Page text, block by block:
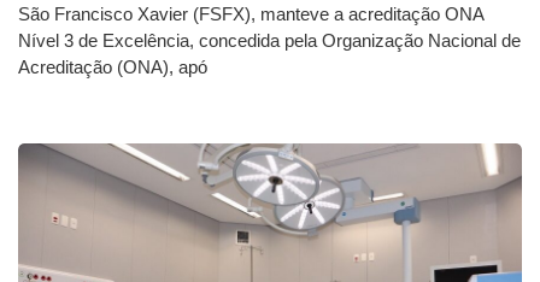
São Francisco Xavier (FSFX), manteve a acreditação ONA
Nível 3 de Excelência, concedida pela Organização Nacional de
Acreditação (ONA), apó